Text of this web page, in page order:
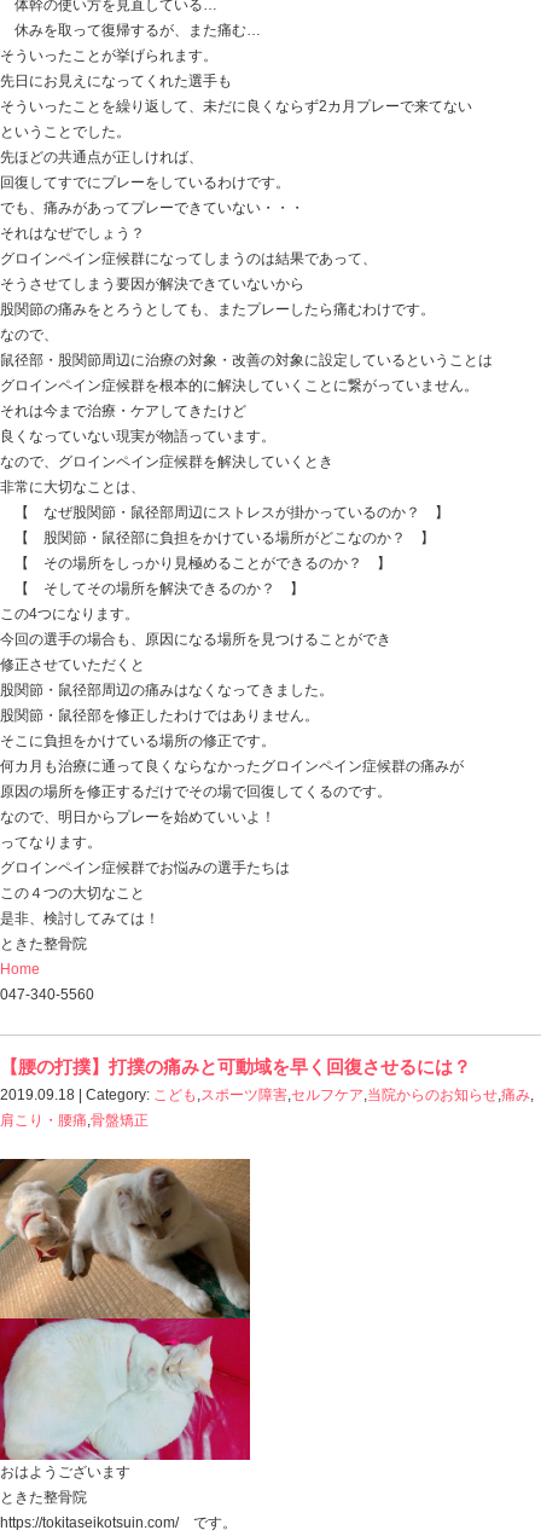
り・腰痛
おはようございます
ときた整骨院
https://tokitaseikotsuin.com/ です。
バイクが直りました！
チョット浮かれていますが、連休は雨・・・
自宅にこもっています （笑）
マロウ君も「たまには構ってくれよな！」って感じでな
今日の話は
「新松戸まちゼミ とっておきの方法を伝授します！」
1回目から参加している 「新松戸まちゼミ」
今回のネタは・・・
首肩背中のコリ 自宅で簡単解決方法！ というお題で
肩こり・首コリ・背中の張り
自宅で簡単に解決できるとっておきの方法を知ってもら
ご自身のケアだけでなく、ご家族にもきっと喜ばれるこ
ということです。
しかも・・・
無料です （笑）
正直に言うと、これだけでも施術が成立してしまうよう
好反応が出る方法なので、教えたくはないのがホンネで